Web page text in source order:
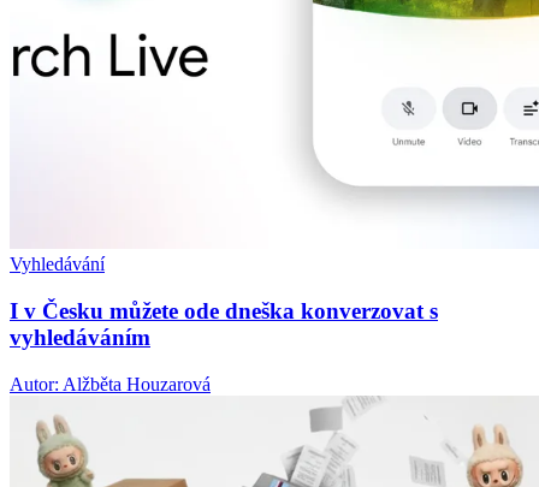
Vyhledávání
I v Česku můžete ode dneška konverzovat s
vyhledáváním
Autor: Alžběta Houzarová